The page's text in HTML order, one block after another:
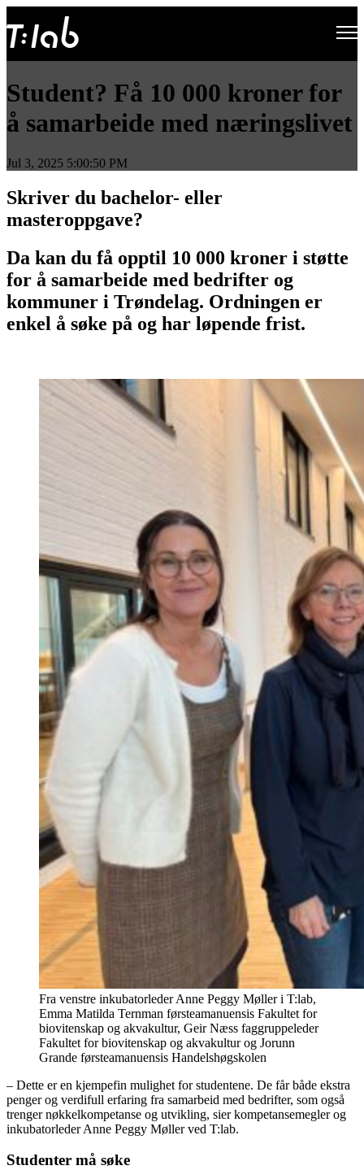
Student? Få 10 000 kroner for
å samarbeide med næringslivet
Jul 3, 2025 5:00:50 PM
Skriver du bachelor- eller
masteroppgave?
Da kan du få opptil 10 000 kroner i støtte
for å samarbeide med bedrifter og
kommuner i Trøndelag. Ordningen er
enkel å søke på og har løpende frist.
Fra venstre inkubatorleder Anne Peggy Møller i T:lab,
Emma Matilda Ternman førsteamanuensis Fakultet for
biovitenskap og akvakultur, Geir Næss faggruppeleder
Fakultet for biovitenskap og akvakultur og Jorunn
Grande førsteamanuensis Handelshøgskolen
– Dette er en kjempefin mulighet for studentene. De får både ekstra
penger og verdifull erfaring fra samarbeid med bedrifter, som også
trenger nøkkelkompetanse og utvikling, sier kompetansemegler og
inkubatorleder Anne Peggy Møller ved T:lab.
Studenter må søke